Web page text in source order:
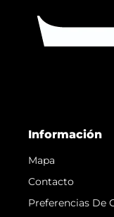
Información
Mapa
Contacto
Preferencias De